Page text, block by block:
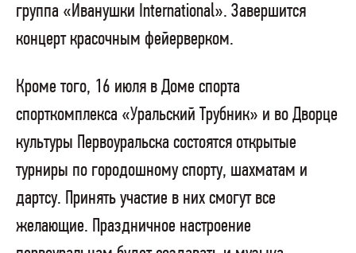
группа «Иванушки International». Завершится
концерт красочным фейерверком.
Кроме того, 16 июля в Доме спорта
спорткомплекса «Уральский Трубник» и во Дворце
культуры Первоуральска состоятся открытые
турниры по городошному спорту, шахматам и
дартсу. Принять участие в них смогут все
желающие. Праздничное настроение